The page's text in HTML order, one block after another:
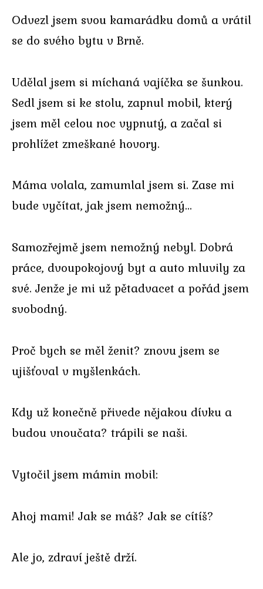
Odvezl jsem svou kamarádku domů a vrátil
se do svého bytu v Brně.
Udělal jsem si míchaná vajíčka se šunkou.
Sedl jsem si ke stolu, zapnul mobil, který
jsem měl celou noc vypnutý, a začal si
prohlížet zmeškané hovory.
Máma volala, zamumlal jsem si. Zase mi
bude vyčítat, jak jsem nemožný…
Samozřejmě jsem nemožný nebyl. Dobrá
práce, dvoupokojový byt a auto mluvily za
své. Jenže je mi už pětadvacet a pořád jsem
svobodný.
Proč bych se měl ženit? znovu jsem se
ujišťoval v myšlenkách.
Kdy už konečně přivede nějakou dívku a
budou vnoučata? trápili se naši.
Vytočil jsem mámin mobil:
Ahoj mami! Jak se máš? Jak se cítíš?
Ale jo, zdraví ještě drží.